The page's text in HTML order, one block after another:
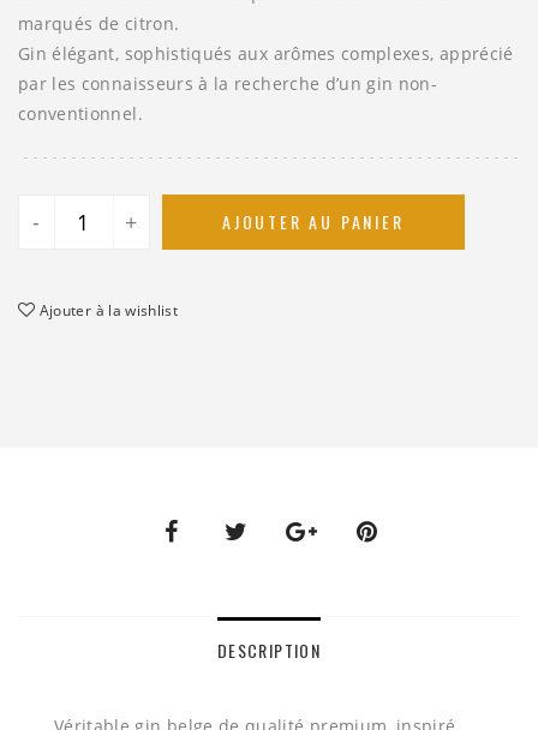
marqués de citron.
Gin élégant, sophistiqués aux arômes complexes, apprécié
par les connaisseurs à la recherche d’un gin non-
conventionnel.
- + AJOUTER AU PANIER
Ajouter à la wishlist
DESCRIPTION